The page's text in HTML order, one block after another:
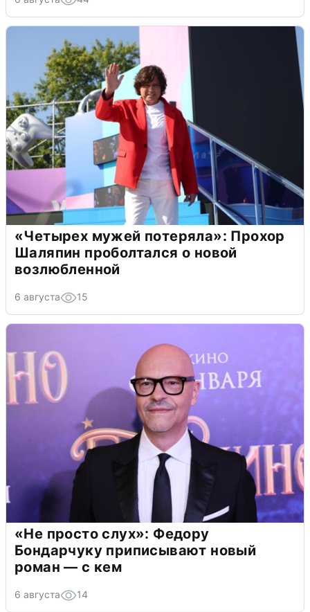
«Четырех мужей потеряла»: Прохор
Шаляпин проболтался о новой
возлюбленной
6 августа 15
«Не просто слух»: Федору
Бондарчуку приписывают новый
роман — с кем
6 августа 14